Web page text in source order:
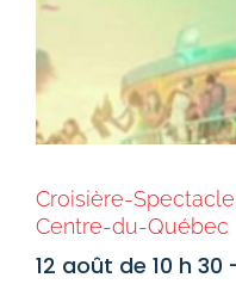
Croisière-
Centre-du-Québec
12 août de 10 h 30